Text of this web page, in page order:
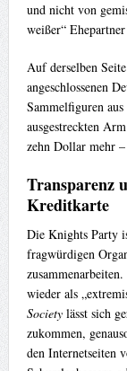
und nicht von
weißer“
Auf derselben
angeschlossenen
Sammelfiguren
ausgestreckten
zehn Dollar mehr
Transparenz
Kreditkarte
Die Knights Party
fragwürdigen
wieder als
Society lässt sich
zukommen,
den Internetseiten